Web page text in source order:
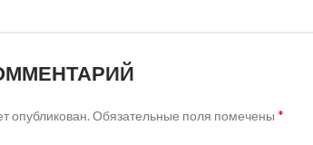
опубликован. Обязательные поля помечены *